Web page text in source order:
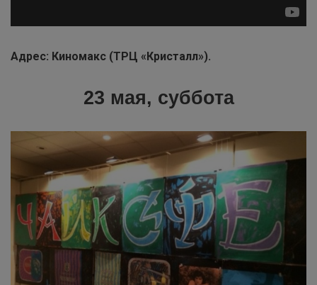
Адрес: Киномакс (ТРЦ «Кристалл»).
23 мая, суббота